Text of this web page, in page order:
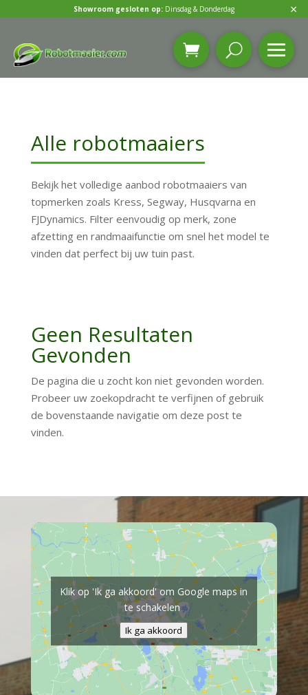
Alle robotmaaiers
Bekijk het volledige aanbod robotmaaiers van
topmerken zoals Kress, Segway, Husqvarna en
FJDynamics. Filter eenvoudig op merk, zone
afzetting en randmaaifunctie om snel het model te
vinden dat perfect bij uw tuin past.
Geen Resultaten
Gevonden
De pagina die u zocht kon niet gevonden worden.
Probeer uw zoekopdracht te verfijnen of gebruik
de bovenstaande navigatie om deze post te
vinden.
Klik op 'Ik ga akkoord' om Google maps in
te schakelen
Ik ga akkoord
Showroom gesloten op: Dinsdag & Donderdag ×